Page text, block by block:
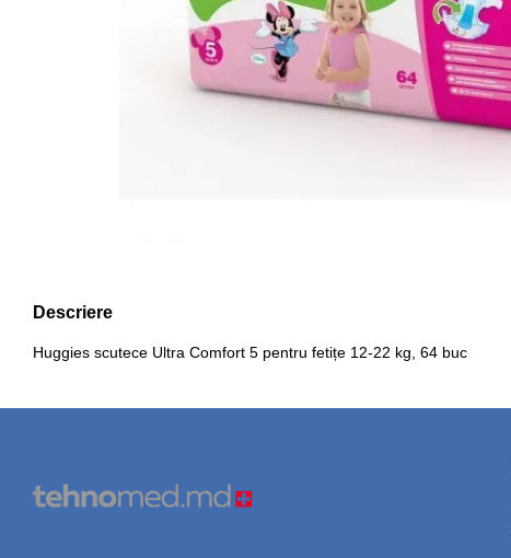
Descriere
Huggies scutece Ultra Comfort 5 pentru fetițe 12-22 kg, 64 buc